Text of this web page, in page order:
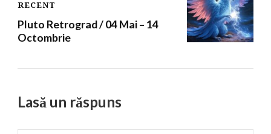
RECENT
Pluto Retrograd / 04 Mai – 14
Octombrie
Lasă un răspuns